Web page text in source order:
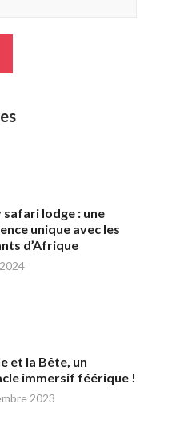
lodge : une
unique avec les
d’Afrique
et la Bête, un
immersif féérique !
2023